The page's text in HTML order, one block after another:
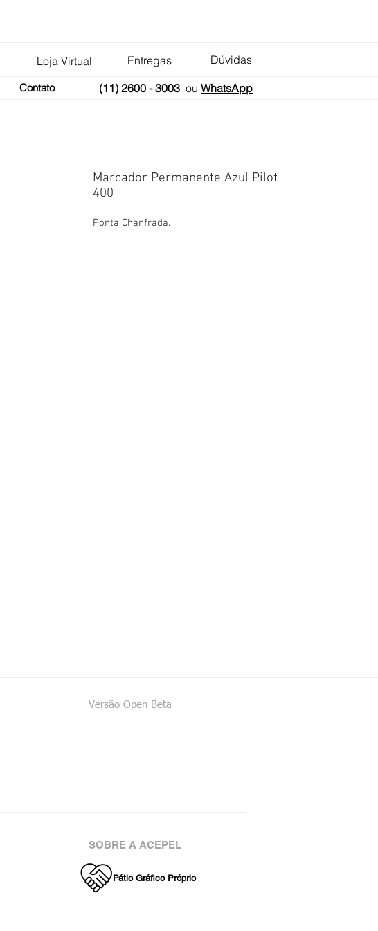
Loja Virtual Entregas Dúvidas
Marcador Permanente Azul Pilot
400
Ponta Chanfrada.
(11) 2600 - 3003 ou WhatsApp
Contato
Versão Open Beta
SOBRE A ACEPEL
Pátio Gráfico Próprio